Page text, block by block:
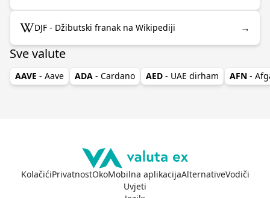
DJF - Džibutski franak na Wikipediji →
Sve valute
AAVE - Aave ADA - Cardano AED - UAE dirham AFN -
KolačićiPrivatnostOkoMobilna aplikacijaAlternativeVodiči
Uvjeti